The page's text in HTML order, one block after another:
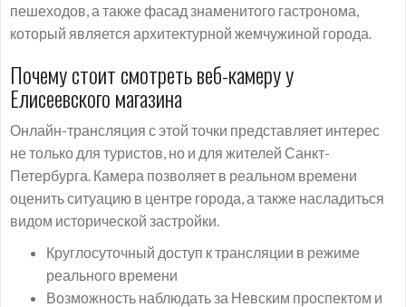
пешеходов, а также фасад знаменитого гастронома,
который является архитектурной жемчужиной города.
Почему стоит смотреть веб-камеру у
Елисеевского магазина
Онлайн-трансляция с этой точки представляет интерес
не только для туристов, но и для жителей Санкт-
Петербурга. Камера позволяет в реальном времени
оценить ситуацию в центре города, а также насладиться
видом исторической застройки.
Круглосуточный доступ к трансляции в режиме
реального времени
Возможность наблюдать за Невским проспектом и